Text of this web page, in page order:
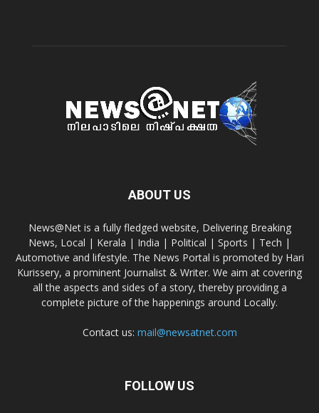
ABOUT US
News@Net is a fully fledged website, Delivering Breaking
News, Local | Kerala | India | Political | Sports | Tech |
Automotive and lifestyle. The News Portal is promoted by Hari
Kurissery, a prominent Journalist & Writer. We aim at covering
all the aspects and sides of a story, thereby providing a
complete picture of the happenings around Locally.
Contact us: mail@newsatnet.com
FOLLOW US